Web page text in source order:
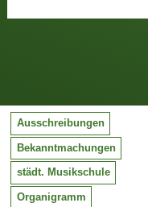
Ausschreibungen
Bekanntmachungen
städt. Musikschule
Organigramm